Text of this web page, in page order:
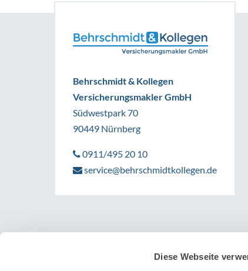
Diese Webseite
Behrschmidt & Kollegen
Versicherungsmakler GmbH
Südwestpark 70
90449 Nürnberg
0911/495 20 10
service@behrschmidtkollegen.de